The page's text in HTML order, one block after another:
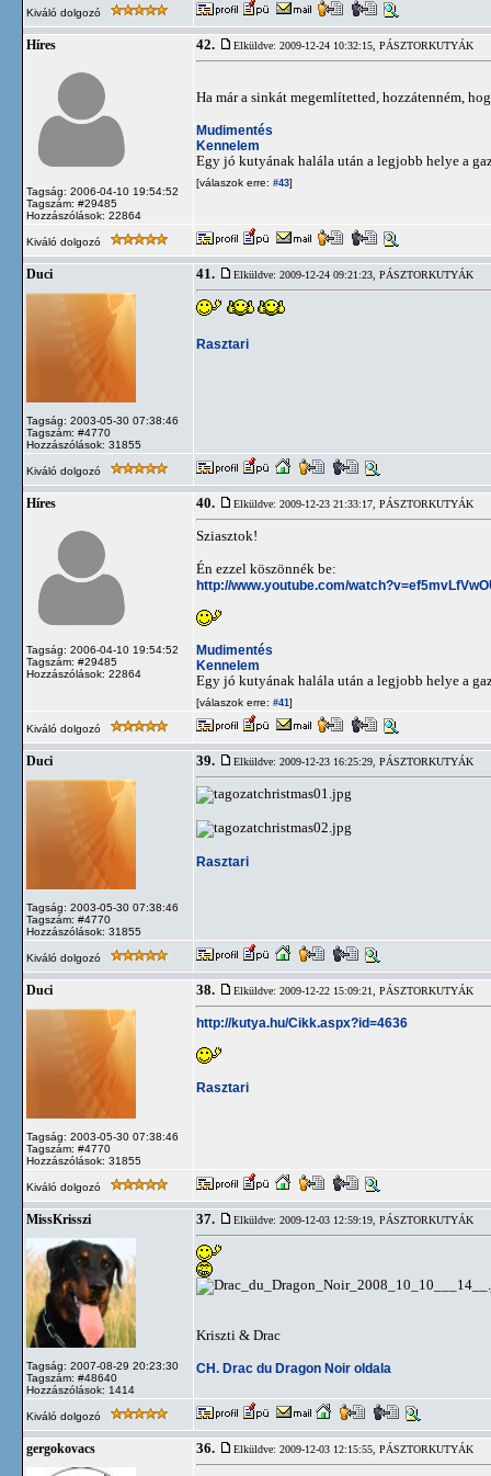
Kiváló dolgozó
Híres
Tagság: 2006-04-10 19:54:52
Tagszám: #29485
Hozzászólások: 22864
42. Elküldve: 2009-12-24 10:32:15, PÁSZTORKUTYÁK
Ha már a sinkát megemlítetted, hozzátenném,
Mudimentés
Kennelem
Egy jó kutyának halála után a legjobb helye a
[válaszok erre: #43]
Kiváló dolgozó
Duci
Tagság: 2003-05-30 07:38:46
Tagszám: #4770
Hozzászólások: 31855
41. Elküldve: 2009-12-24 09:21:23, PÁSZTORKUTYÁK
Rasztari
Kiváló dolgozó
Híres
Tagság: 2006-04-10 19:54:52
Tagszám: #29485
Hozzászólások: 22864
40. Elküldve: 2009-12-23 21:33:17, PÁSZTORKUTYÁK
Sziasztok!
Én ezzel köszönnék be:
http://www.youtube.com/
Mudimentés
Kennelem
Egy jó kutyának halála után a legjobb helye a
[válaszok erre: #41]
Kiváló dolgozó
Duci
Tagság: 2003-05-30 07:38:46
Tagszám: #4770
Hozzászólások: 31855
39. Elküldve: 2009-12-23 16:25:29, PÁSZTORKUTYÁK
Rasztari
Kiváló dolgozó
Duci
Tagság: 2003-05-30 07:38:46
Tagszám: #4770
Hozzászólások: 31855
38. Elküldve: 2009-12-22 15:09:21, PÁSZTORKUTYÁK
http://kutya.hu/Cikk.aspx?id=4636
Rasztari
Kiváló dolgozó
MissKrisszi
Tagság: 2007-08-29 20:23:30
Tagszám: #48640
Hozzászólások: 1414
37. Elküldve: 2009-12-03 12:59:19, PÁSZTORKUTYÁK
Kriszti & Drac
CH. Drac du Dragon Noir oldala
Kiváló dolgozó
gergokovacs 36. Elküldve: 2009-12-03 12:15:55, PÁSZTORKUTYÁK